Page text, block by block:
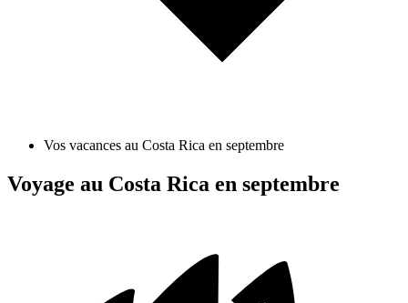
Vos vacances au Costa Rica en septembre
Voyage au Costa Rica en septembre